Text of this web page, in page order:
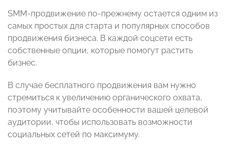
SMM-продвижение по-прежнему остается одним из
самых простых для старта и популярных способов
продвижения бизнеса. В каждой соцсети есть
собственные опции, которые помогут растить
бизнес.
В случае бесплатного продвижения вам нужно
стремиться к увеличению органического охвата,
поэтому учитывайте особенности вашей целевой
аудитории, чтобы использовать возможности
социальных сетей по максимуму.